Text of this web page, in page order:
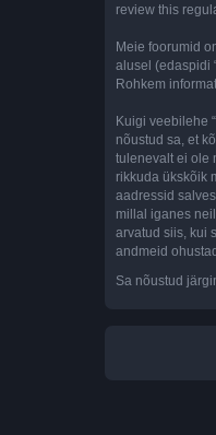
review this
Meie foorumid
alusel (edaspidi
Rohkem
Kuigi veebilehe
nõustud sa, et
tulenevalt ei ole
rikkuda ükskõik
aadressid
millal iganes
arvatud siis, kui
andmeid
Sa nõustud